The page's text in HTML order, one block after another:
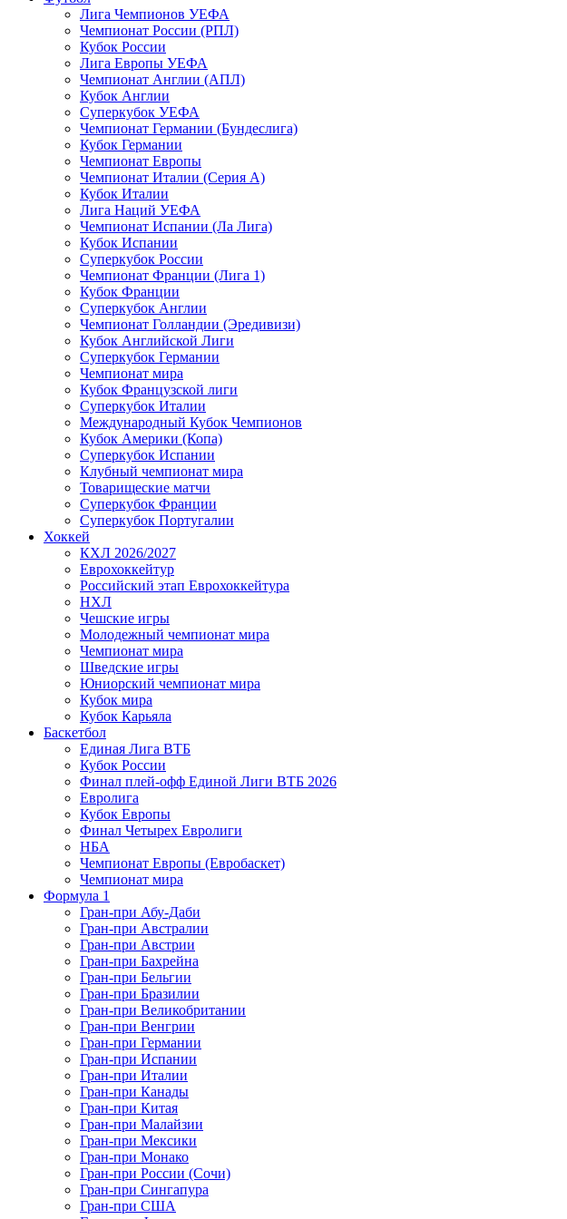
Лига Чемпионов УЕФА
Чемпионат России (РПЛ)
Кубок России
Лига Европы УЕФА
Чемпионат Англии (АПЛ)
Кубок Англии
Суперкубок УЕФА
Чемпионат Германии (Бундеслига)
Кубок Германии
Чемпионат Европы
Чемпионат Италии (Серия А)
Кубок Италии
Лига Наций УЕФА
Чемпионат Испании (Ла Лига)
Кубок Испании
Суперкубок России
Чемпионат Франции (Лига 1)
Кубок Франции
Суперкубок Англии
Чемпионат Голландии (Эредивизи)
Кубок Английской Лиги
Суперкубок Германии
Чемпионат мира
Кубок Французской лиги
Суперкубок Италии
Международный Кубок Чемпионов
Кубок Америки (Копа)
Суперкубок Испании
Клубный чемпионат мира
Товарищеские матчи
Суперкубок Франции
Суперкубок Португалии
Хоккей
КХЛ 2026/2027
Еврохоккейтур
Российский этап Еврохоккейтура
НХЛ
Чешские игры
Молодежный чемпионат мира
Чемпионат мира
Шведские игры
Юниорский чемпионат мира
Кубок мира
Кубок Карьяла
Баскетбол
Единая Лига ВТБ
Кубок России
Финал плей-офф Единой Лиги ВТБ 2026
Евролига
Кубок Европы
Финал Четырех Евролиги
НБА
Чемпионат Европы (Евробаскет)
Чемпионат мира
Формула 1
Гран-при Абу-Даби
Гран-при Австралии
Гран-при Австрии
Гран-при Бахрейна
Гран-при Бельгии
Гран-при Бразилии
Гран-при Великобритании
Гран-при Венгрии
Гран-при Германии
Гран-при Испании
Гран-при Италии
Гран-при Канады
Гран-при Китая
Гран-при Малайзии
Гран-при Мексики
Гран-при Монако
Гран-при России (Сочи)
Гран-при Сингапура
Гран-при США